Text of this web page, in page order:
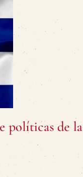
políticas de la